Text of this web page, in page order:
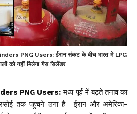
PNG Users: ईरान संकट के बीच भारत में LPG
को नहीं मिलेगा गैस सिलेंडर
PNG Users: मध्य पूर्व में बढ़ते तनाव का
तक पहुंचने लगा है। ईरान और अमेरिका-